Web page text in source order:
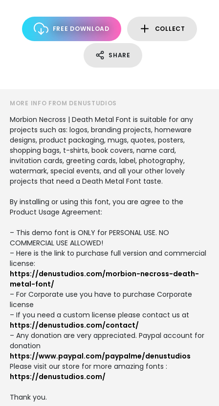
FREE DOWNLOAD COLLECT
SHARE
MORE INFO FROM DENUSTUDIOS
Morbion Necross | Death Metal Font is suitable for any
projects such as: logos, branding projects, homeware
designs, product packaging, mugs, quotes, posters,
shopping bags, t-shirts, book covers, name card,
invitation cards, greeting cards, label, photography,
watermark, special events, and all your other lovely
projects that need a Death Metal Font taste.
By installing or using this font, you are agree to the
Product Usage Agreement:
– This demo font is ONLY for PERSONAL USE. NO
COMMERCIAL USE ALLOWED!
– Here is the link to purchase full version and commercial
license:
https://denustudios.com/morbion-necross-death-
metal-font/
– For Corporate use you have to purchase Corporate
license
– If you need a custom license please contact us at
https://denustudios.com/contact/
– Any donation are very appreciated. Paypal account for
donation
https://www.paypal.com/paypalme/denustudios
Please visit our store for more amazing fonts :
https://denustudios.com/
Thank you.